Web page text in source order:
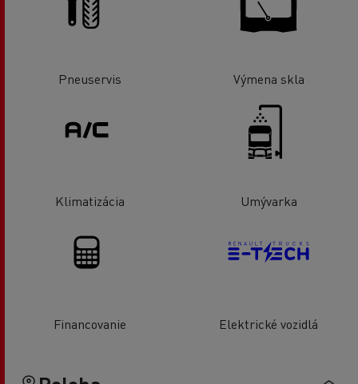
Pneuservis Výmena skla
Klimatizácia Umývarka
Financovanie Elektrické vozidlá